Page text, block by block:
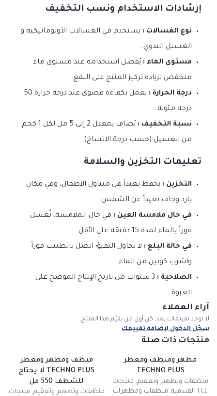
إرشادات الاستخدام ونسب التخفيف
نوع الغسالات : يستخدم في الغسالات الأوتوماتيكية و
الغسيل اليدوي.
مستوى الماء : يُفضل استخدامه عند مستوى ماء
منخفض لزيادة تركيز المنتج على البقع.
درجة الحرارة :
يعمل بكفاءة قصوى عند درجة حرارة 50
درجة مئوية.
نسبة التخفيف :
يُضاف بمعدل 2 إلى 5 مل لكل 1 كجم
من الغسيل (حسب درجة الاتساخ).
تعليمات التخزين والسلامة
التخزين : يحفظ بعيداً عن متناول الأطفال، وفي مكان
بارد وجاف بعيداً عن الشمس.
في حال ملامسة العين : في حال الملامسة، تُغسل
فوراً بالماء لمدة 15 دقيقة على الأقل.
في حالة البلع : لا تحاول التقيؤ؛ اتصل بالطبيب فوراً
واشرب كوبين من الماء.
الصلاحية :
3 سنوات من تاريخ الإنتاج الموضح على
العبوة.
آراء العملاء
لا توجد تقييمات بعد. كن أول من يقيّم هذا المنتج.
سجّل الدخول لإضافة تقييمك
منتجات ذات صلة
مطهر ومنظف ومعطر
TECHNO PLUS
منظفات وتطهير وتعقيم, منتجات
TCL الفندقية
, منظفات ومطهرات
منظف ومطهر ومعطر
TECHNO PLUS لا يحتاج
للشطف 550 مل
منظفات وتطهير وتعقيم, منتجات